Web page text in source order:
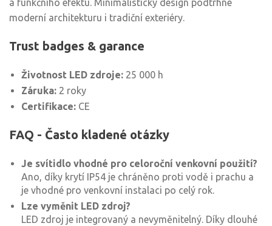
a funkčního efektu. Minimalistický design podtrhne
moderní architekturu i tradiční exteriéry.
Trust badges & garance
Životnost LED zdroje: 25 000 h
Záruka: 2 roky
Certifikace: CE
FAQ - Často kladené otázky
Je svítidlo vhodné pro celoroční venkovní použití?
Ano, díky krytí IP54 je chráněno proti vodě i prachu a
je vhodné pro venkovní instalaci po celý rok.
Lze vyměnit LED zdroj?
LED zdroj je integrovaný a nevyměnitelný. Díky dlouhé